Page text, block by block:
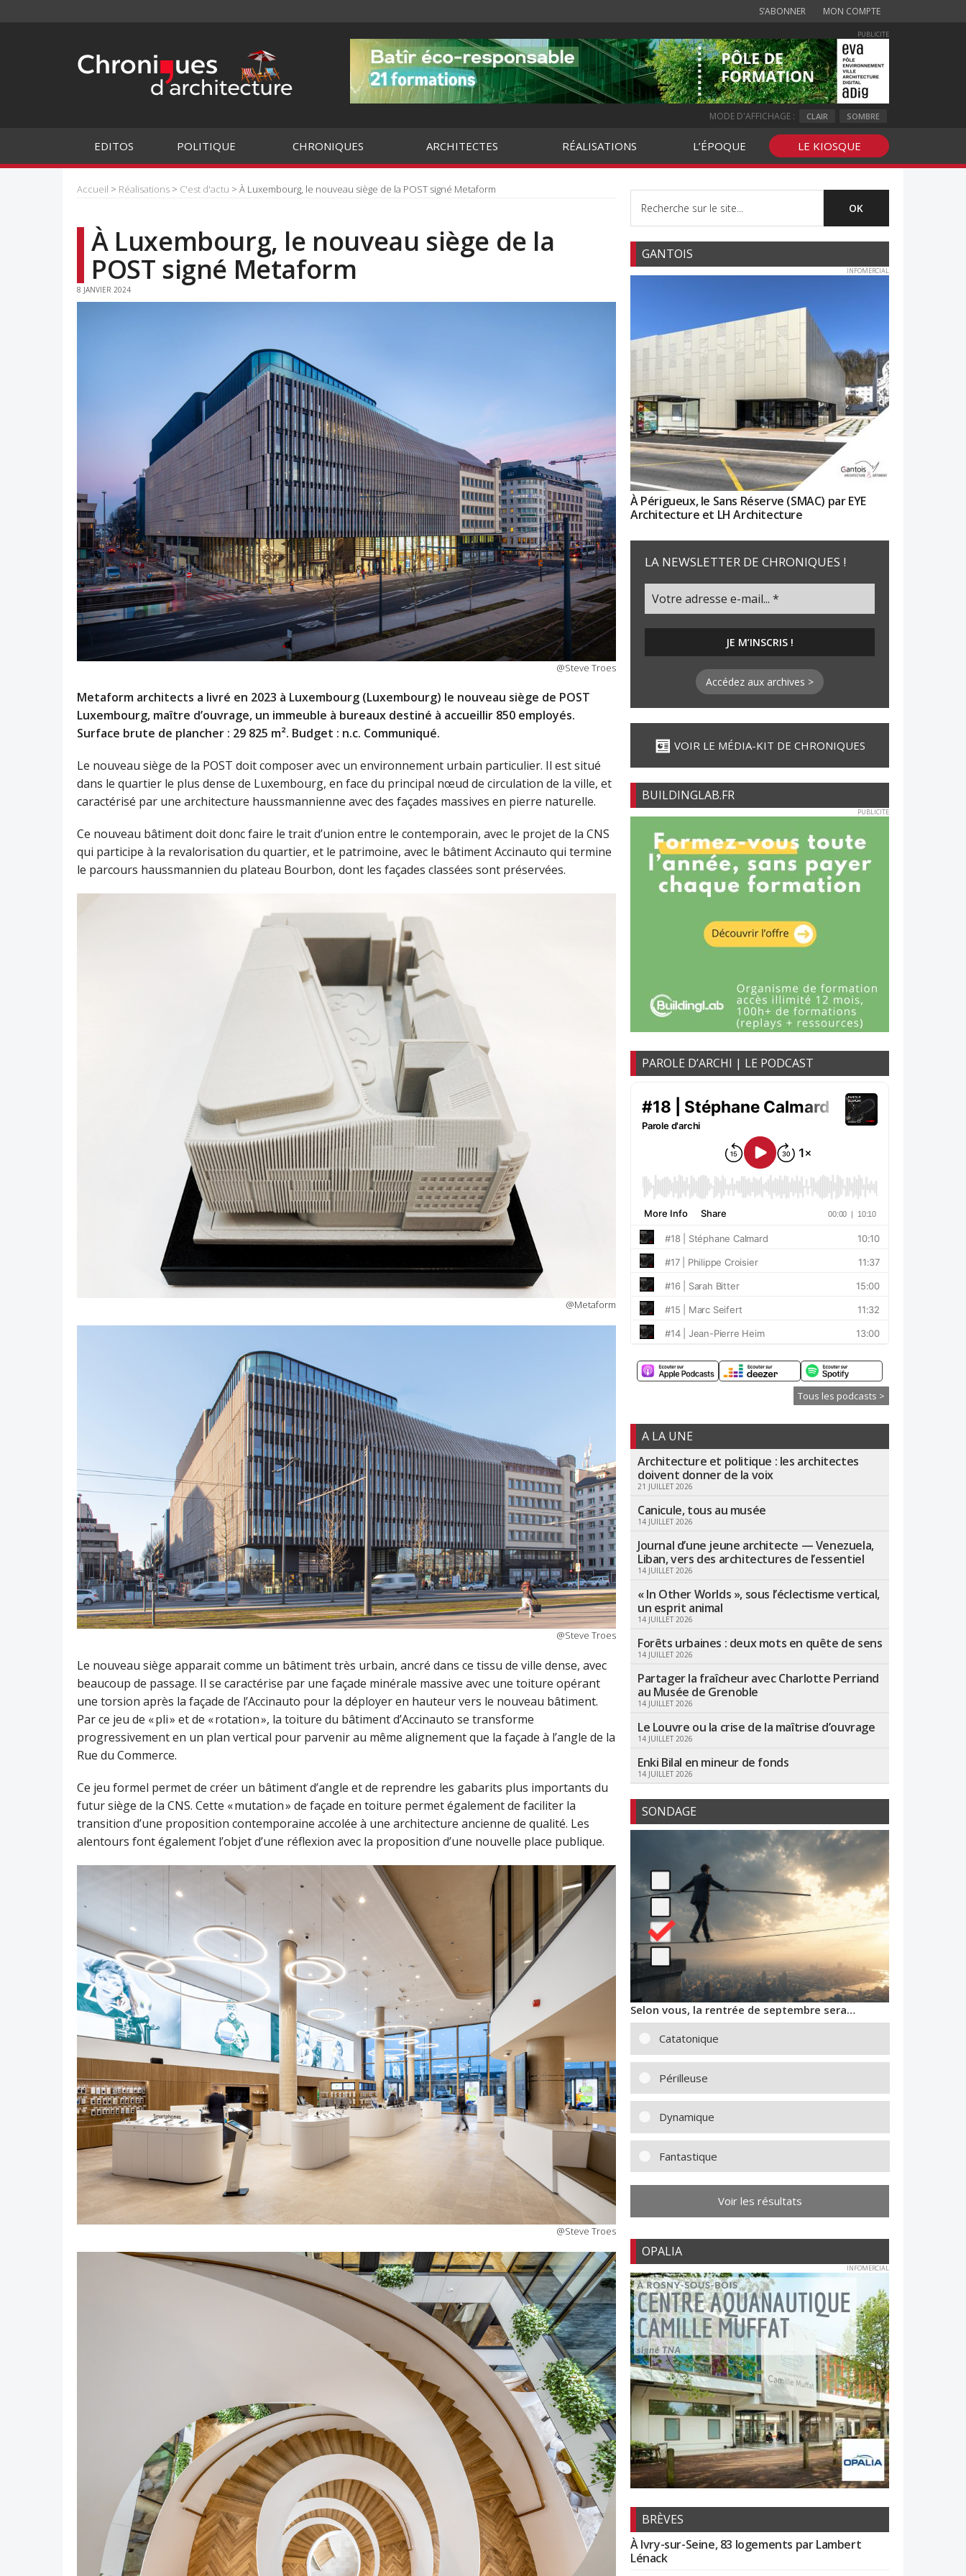
S’ABONNER MON COMPTE
PUBLICITE
MODE D'AFFICHAGE : CLAIR SOMBRE
EDITOS POLITIQUE CHRONIQUES ARCHITECTES RÉALISATIONS L’ÉPOQUE LE KIOSQUE
Accueil > Réalisations > C'est d'actu > À Luxembourg, le nouveau siège de la POST signé Metaform
À Luxembourg, le nouveau siège de la
POST signé Metaform
8 JANVIER 2024
@Steve Troes
Metaform architects a livré en 2023 à Luxembourg (Luxembourg) le nouveau siège de POST
Luxembourg, maître d’ouvrage, un immeuble à bureaux destiné à accueillir 850 employés.
Surface brute de plancher : 29 825 m². Budget : n.c. Communiqué.
Le nouveau siège de la POST doit composer avec un environnement urbain particulier. Il est situé
dans le quartier le plus dense de Luxembourg, en face du principal nœud de circulation de la ville, et
caractérisé par une architecture haussmannienne avec des façades massives en pierre naturelle.
Ce nouveau bâtiment doit donc faire le trait d’union entre le contemporain, avec le projet de la CNS
qui participe à la revalorisation du quartier, et le patrimoine, avec le bâtiment Accinauto qui termine
le parcours haussmannien du plateau Bourbon, dont les façades classées sont préservées.
@Metaform
@Steve Troes
Le nouveau siège apparait comme un bâtiment très urbain, ancré dans ce tissu de ville dense, avec
beaucoup de passage. Il se caractérise par une façade minérale massive avec une toiture opérant
une torsion après la façade de l’Accinauto pour la déployer en hauteur vers le nouveau bâtiment.
Par ce jeu de « pli » et de « rotation », la toiture du bâtiment d’Accinauto se transforme
progressivement en un plan vertical pour parvenir au même alignement que la façade à l’angle de la
Rue du Commerce.
Ce jeu formel permet de créer un bâtiment d’angle et de reprendre les gabarits plus importants du
futur siège de la CNS. Cette « mutation » de façade en toiture permet également de faciliter la
transition d’une proposition contemporaine accolée à une architecture ancienne de qualité. Les
alentours font également l’objet d’une réflexion avec la proposition d’une nouvelle place publique.
@Steve Troes
GANTOIS
INFOMERCIAL
À Périgueux, le Sans Réserve (SMAC) par EYE
Architecture et LH Architecture
LA NEWSLETTER DE CHRONIQUES !
Accédez aux archives >
VOIR LE MÉDIA-KIT DE CHRONIQUES
BUILDINGLAB.FR
PUBLICITE
PAROLE D’ARCHI | LE PODCAST
Tous les podcasts >
A LA UNE
Architecture et politique : les architectes
doivent donner de la voix
21 JUILLET 2026
Canicule, tous au musée
14 JUILLET 2026
Journal d’une jeune architecte — Venezuela,
Liban, vers des architectures de l’essentiel
14 JUILLET 2026
« In Other Worlds », sous l’éclectisme vertical,
un esprit animal
14 JUILLET 2026
Forêts urbaines : deux mots en quête de sens
14 JUILLET 2026
Partager la fraîcheur avec Charlotte Perriand
au Musée de Grenoble
14 JUILLET 2026
Le Louvre ou la crise de la maîtrise d’ouvrage
14 JUILLET 2026
Enki Bilal en mineur de fonds
14 JUILLET 2026
SONDAGE
Selon vous, la rentrée de septembre sera…
Catatonique
Périlleuse
Dynamique
Fantastique
Voir les résultats
OPALIA
INFOMERCIAL
BRÈVES
À Ivry-sur-Seine, 83 logements par Lambert
Lénack